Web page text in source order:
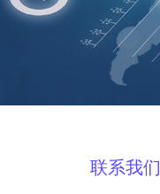
联系我们